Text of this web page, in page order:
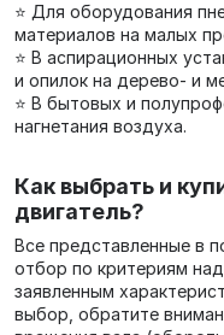
⭐ Для оборудования
материалов на малых
⭐ В аспирационных
и опилок на дерево- и
⭐ В бытовых и
нагнетания воздуха.
Как выбрать и
двигатель?
Все представленные в
отбор по критериям
заявленным
выбор, обратите